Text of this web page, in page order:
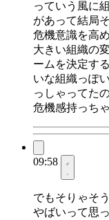
っていう風に
があって結局
危機意識を高
大きい組織の
ームを決定す
いな組織っぽ
っしゃってた
危機感持っち
09:58
でもそりゃそ
やばいって思